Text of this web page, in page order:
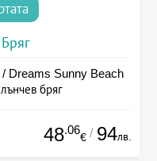
Dreams Sunny Beach
бряг
48.06
€ / 94лв.